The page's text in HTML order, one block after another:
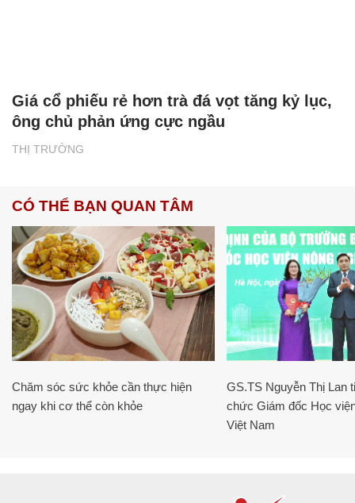
THỊ TRƯỜNG
Giá cổ phiếu rẻ hơn trà đá vọt tăng kỷ lục,
ông chủ phản ứng cực ngầu
CÓ THỂ BẠN QUAN TÂM
Chăm sóc sức khỏe cần thực hiện
ngay khi cơ thể còn khỏe
GS.TS Nguyễn Thị Lan
chức Giám đốc Học
Việt Nam